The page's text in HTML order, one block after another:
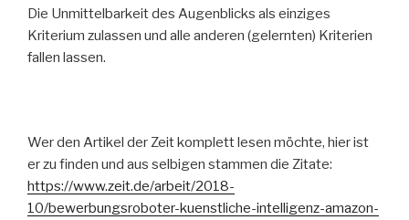
Die Unmittelbarkeit des Augenblicks als einziges
Kriterium zulassen und alle anderen (gelernten) Kriterien
fallen lassen.
Wer den Artikel der Zeit komplett lesen möchte, hier ist
er zu finden und aus selbigen stammen die Zitate:
https://www.zeit.de/arbeit/2018-
10/bewerbungsroboter-kuenstliche-intelligenz-amazon-